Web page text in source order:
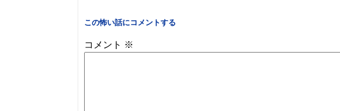
この怖い話にコメントする
コメント ※